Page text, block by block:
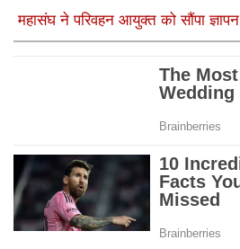
महासंघ ने परिवहन आयुक्त को सौंपा ज्ञापन